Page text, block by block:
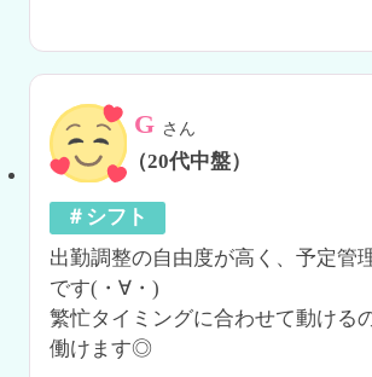
G さん
（20代中盤）
＃シフト
出勤調整の自由度が高く、予定管
です(・∀・)
繁忙タイミングに合わせて動ける
働けます◎